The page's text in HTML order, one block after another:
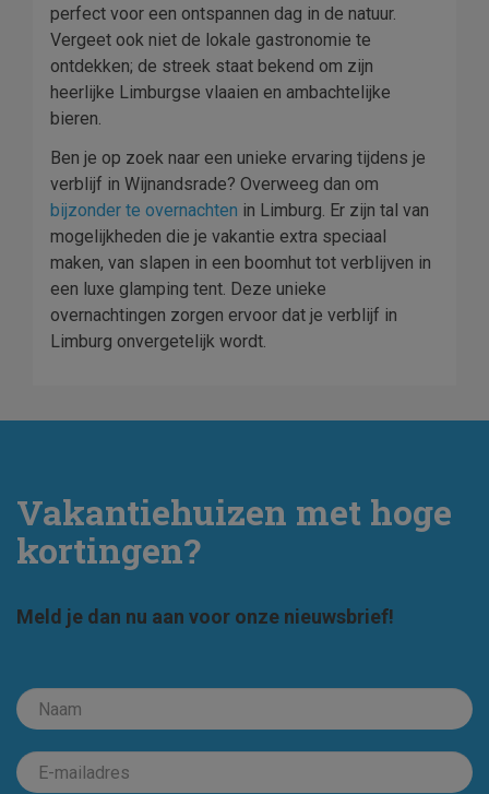
perfect voor een ontspannen dag in de natuur.
Vergeet ook niet de lokale gastronomie te
ontdekken; de streek staat bekend om zijn
heerlijke Limburgse vlaaien en ambachtelijke
bieren.
Ben je op zoek naar een unieke ervaring tijdens je
verblijf in Wijnandsrade? Overweeg dan om
bijzonder te overnachten in Limburg. Er zijn tal van
mogelijkheden die je vakantie extra speciaal
maken, van slapen in een boomhut tot verblijven in
een luxe glamping tent. Deze unieke
overnachtingen zorgen ervoor dat je verblijf in
Limburg onvergetelijk wordt.
Vakantiehuizen met hoge
kortingen?
Meld je dan nu aan voor onze nieuwsbrief!